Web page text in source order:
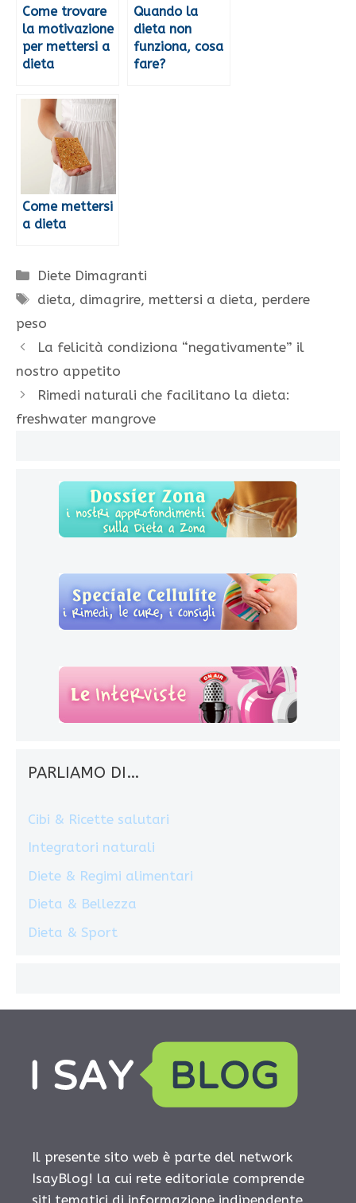
Come trovare
la motivazione
per mettersi a
dieta
Quando la
dieta non
funziona, cosa
fare?
Come mettersi
a dieta
Categorie
Diete Dimagranti
Tag
dieta, dimagrire, mettersi a dieta, perdere
peso
La felicità condiziona “negativamente” il
nostro appetito
Rimedi naturali che facilitano la dieta:
freshwater mangrove
PARLIAMO DI…
Cibi & Ricette salutari
Integratori naturali
Diete & Regimi alimentari
Dieta & Bellezza
Dieta & Sport
Il presente sito web è parte del network
IsayBlog! la cui rete editoriale comprende
siti tematici di informazione indipendente